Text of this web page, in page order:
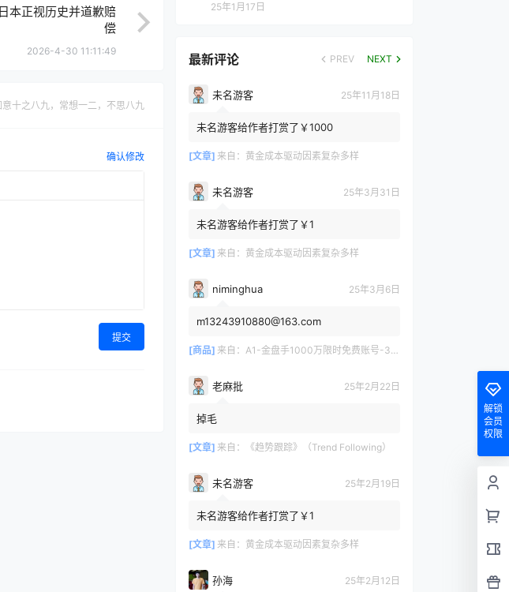
本正视历史并道歉赔
偿
2026-4-30 11:11:49
意十之八九，常想一二，不思八九
确认修改
提交
25年1月17日
最新评论 PREV NEXT
未名游客 25年11月18日
未名游客给作者打赏了￥1000
[文章] 来自： 黄金成本驱动因素复杂多样
未名游客 25年3月31日
未名游客给作者打赏了￥1
[文章] 来自： 黄金成本驱动因素复杂多样
niminghua 25年3月6日
m13243910880@163.com
[商品] 来自： A1-金盘手1000万限时免费账号-30天/次/用户
老麻批 25年2月22日
掉毛
[文章] 来自： 《趋势跟踪》（Trend Following）
未名游客 25年2月19日
未名游客给作者打赏了￥1
[文章] 来自： 黄金成本驱动因素复杂多样
孙海 25年2月12日
解锁
会员
权限